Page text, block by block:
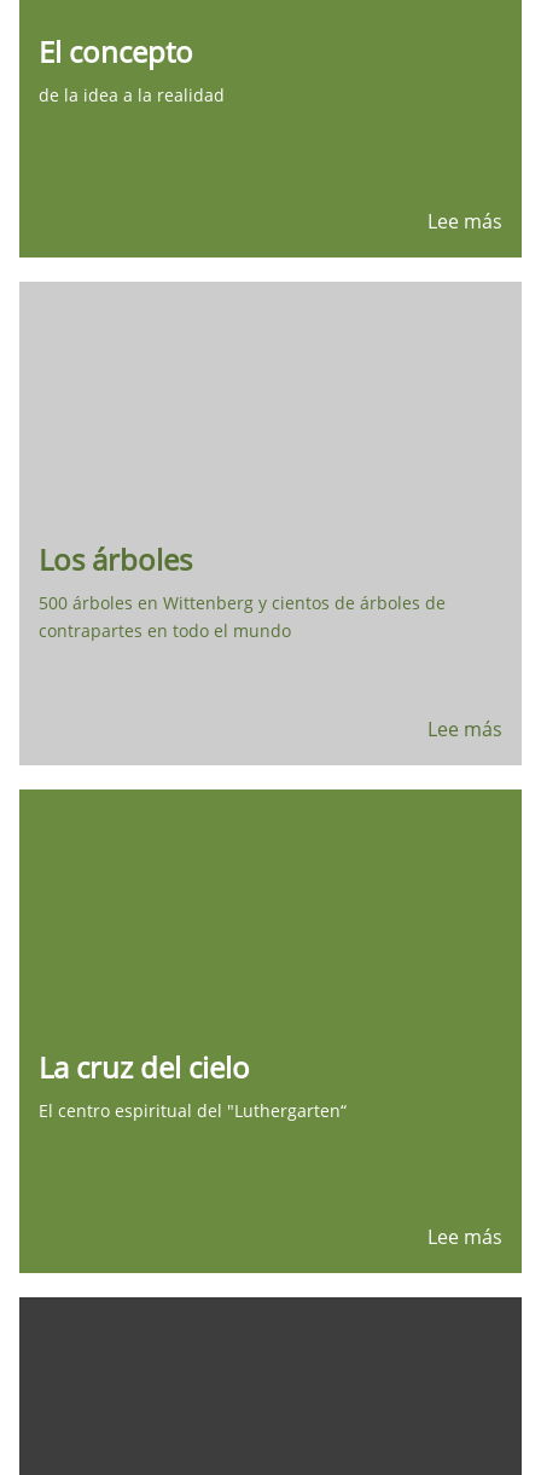
El concepto
de la idea a la realidad
Lee más
Los árboles
500 árboles en Wittenberg y cientos de árboles de
contrapartes en todo el mundo
Lee más
La cruz del cielo
El centro espiritual del "Luthergarten“
Lee más